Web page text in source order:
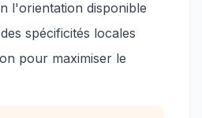
l'orientation disponible
spécificités locales
pour maximiser le